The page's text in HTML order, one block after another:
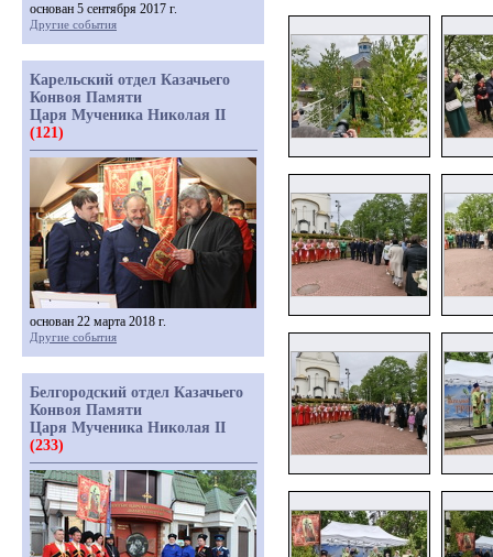
основан 5 сентября 2017 г.
Другие события
Карельский отдел Казачьего
Конвоя Памяти
Царя Мученика Николая II
(121)
основан 22 марта 2018 г.
Другие события
Белгородский отдел Казачьего
Конвоя Памяти
Царя Мученика Николая II
(233)